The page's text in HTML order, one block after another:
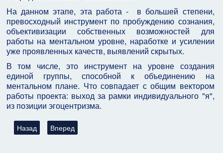
На данном этапе, эта работа - в большей степени,
превосходный инструмент по пробуждению сознания,
объективизации собственных возможностей для
работы на ментальном уровне, наработке и усилении
уже проявленных качеств, выявлений скрытых.
В том числе, это инструмент на уровне создания
единой группы, способной к объединению на
ментальном плане. Что совпадает с общим вектором
работы проекта: выход за рамки индивидуального "я",
из позиции эгоцентризма.
Предыдущий: Очная работа с машинами. Могила Шимона
Назад Следующий: Заочная работа. Чёрная комната
Вперед